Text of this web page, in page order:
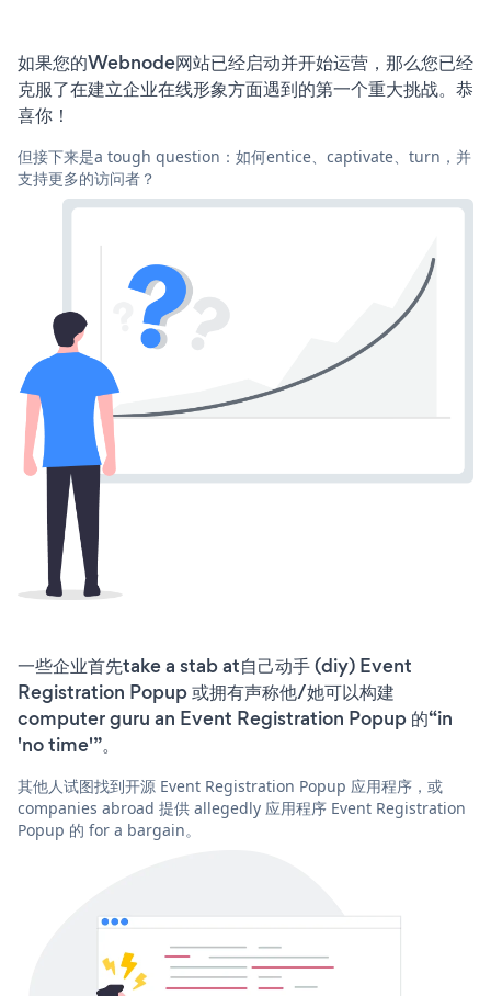
如果您的Webnode网站已经启动并开始运营，那么您已经
克服了在建立企业在线形象方面遇到的第一个重大挑战。恭
喜你！
但接下来是a tough question：如何entice、captivate、turn，并
支持更多的访问者？
一些企业首先take a stab at自己动手 (diy) Event
Registration Popup 或拥有声称他/她可以构建
computer guru an Event Registration Popup 的“in
'no time'”。
其他人试图找到开源 Event Registration Popup 应用程序，或
companies abroad 提供 allegedly 应用程序 Event Registration
Popup 的 for a bargain。